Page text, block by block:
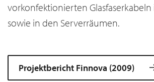
vorkonfektionierten Glasfaserkabeln
sowie in den Serverräumen.
Projektbericht Finnova (2009)